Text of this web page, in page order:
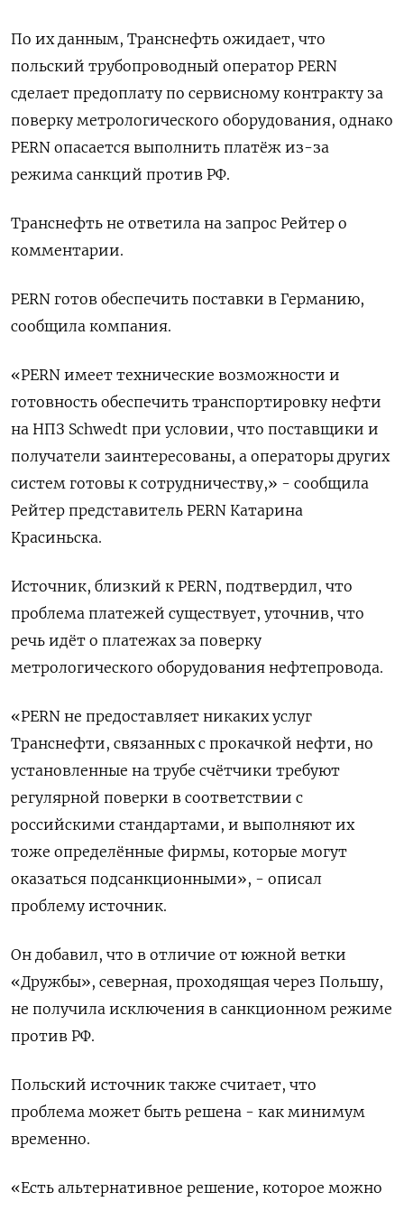
По их данным, Транснефть ожидает, что
польский трубопроводный оператор PERN
сделает предоплату по сервисному контракту за
поверку метрологического оборудования, однако
PERN опасается выполнить платёж из-за
режима санкций против РФ.
Транснефть не ответила на запрос Рейтер о
комментарии.
PERN готов обеспечить поставки в Германию,
сообщила компания.
«PERN имеет технические возможности и
готовность обеспечить транспортировку нефти
на НПЗ Schwedt при условии, что поставщики и
получатели заинтересованы, а операторы других
систем готовы к сотрудничеству,» - сообщила
Рейтер представитель PERN Катарина
Красиньска.
Источник, близкий к PERN, подтвердил, что
проблема платежей существует, уточнив, что
речь идёт о платежах за поверку
метрологического оборудования нефтепровода.
«PERN не предоставляет никаких услуг
Транснефти, связанных с прокачкой нефти, но
установленные на трубе счётчики требуют
регулярной поверки в соответствии с
российскими стандартами, и выполняют их
тоже определённые фирмы, которые могут
оказаться подсанкционными», - описал
проблему источник.
Он добавил, что в отличие от южной ветки
«Дружбы», северная, проходящая через Польшу,
не получила исключения в санкционном режиме
против РФ.
Польский источник также считает, что
проблема может быть решена - как минимум
временно.
«Есть альтернативное решение, которое можно